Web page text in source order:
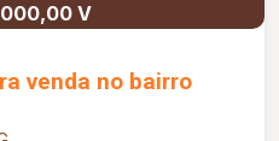
V
venda no bairro